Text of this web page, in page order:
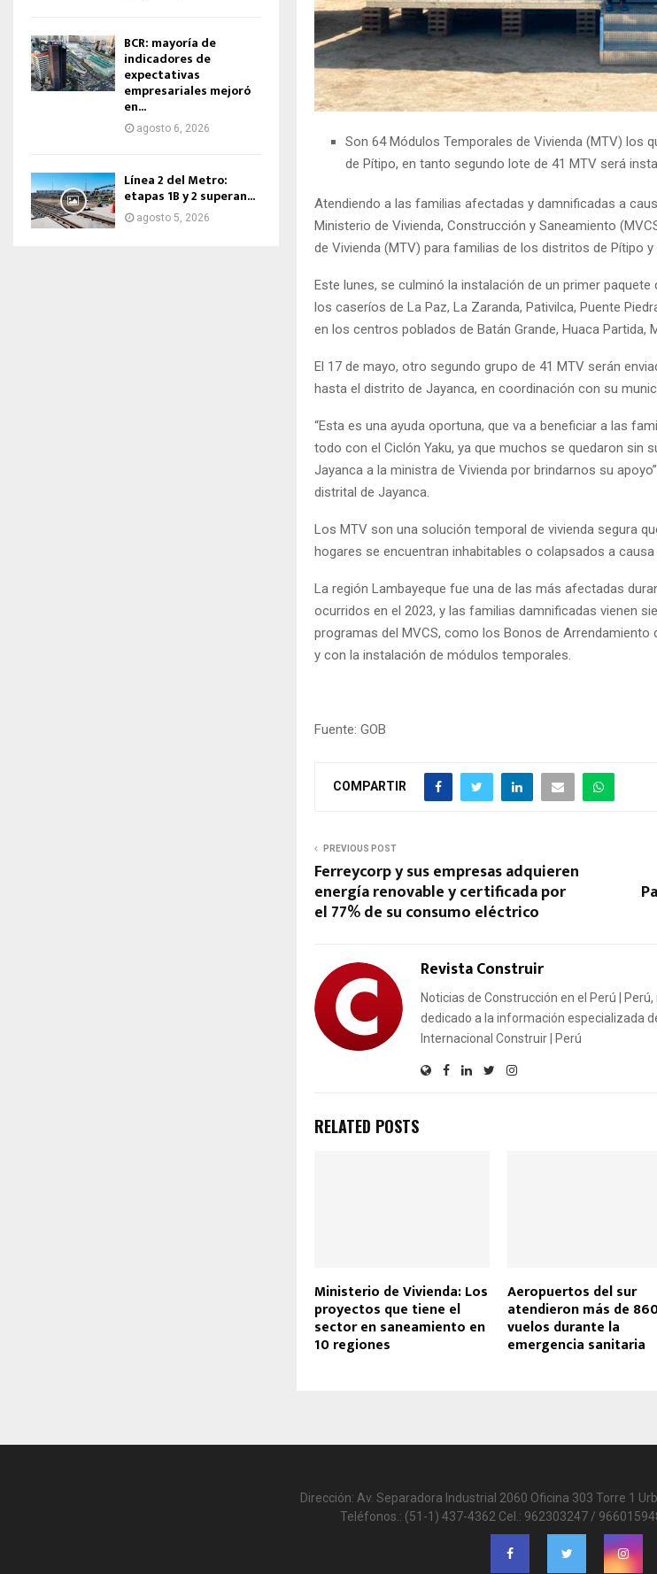
Son 64 Módulos Temporales de Vivienda (MTV) los
de Pítipo, en tanto segundo lote de 41 MTV será
Atendiendo a las familias afectadas y damnificadas a
Ministerio de Vivienda, Construcción y Saneamiento
de Vivienda (MTV) para familias de los distritos de Pítipo
Este lunes, se culminó la instalación de un primer
los caseríos de La Paz, La Zaranda, Pativilca, Puente
en los centros poblados de Batán Grande, Huaca Partida,
El 17 de mayo, otro segundo grupo de 41 MTV serán
hasta el distrito de Jayanca, en coordinación con su
“Esta es una ayuda oportuna, que va a beneficiar a las
todo con el Ciclón Yaku, ya que muchos se quedaron sin
Jayanca a la ministra de Vivienda por brindarnos su
distrital de Jayanca.
Los MTV son una solución temporal de vivienda segura
hogares se encuentran inhabitables o colapsados a
La región Lambayeque fue una de las más afectadas
ocurridos en el 2023, y las familias damnificadas vienen
programas del MVCS, como los Bonos de Arrendamiento
y con la instalación de módulos temporales.
Fuente: GOB
COMPARTIR
PREVIOUS POST
Ferreycorp y sus empresas adquieren
energía renovable y certificada por
el 77% de su consumo eléctrico
Revista Construir
Noticias de Construcción en el Perú |
dedicado a la información especializada
Internacional Construir | Perú
RELATED POSTS
Ministerio de Vivienda: Los
proyectos que tiene el
sector en saneamiento en
10 regiones
Aeropuertos del sur
atendieron más de
vuelos durante la
emergencia sanitaria
BCR: mayoría de
indicadores de
expectativas
empresariales mejoró
en...
agosto 6, 2026
Línea 2 del Metro:
etapas 1B y 2 superan...
agosto 5, 2026
Dirección: Av. Separadora Industrial 2060 Oficina 303 Torre 1
Teléfonos.: (51-1) 437-4362 Cel.: 962303247 /